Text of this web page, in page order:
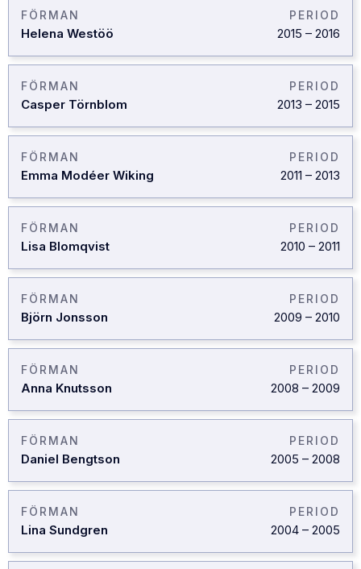
FÖRMAN
Helena Westöö
PERIOD
2015 – 2016
FÖRMAN
Casper Törnblom
PERIOD
2013 – 2015
FÖRMAN
Emma Modéer Wiking
PERIOD
2011 – 2013
FÖRMAN
Lisa Blomqvist
PERIOD
2010 – 2011
FÖRMAN
Björn Jonsson
PERIOD
2009 – 2010
FÖRMAN
Anna Knutsson
PERIOD
2008 – 2009
FÖRMAN
Daniel Bengtson
PERIOD
2005 – 2008
FÖRMAN
Lina Sundgren
PERIOD
2004 – 2005